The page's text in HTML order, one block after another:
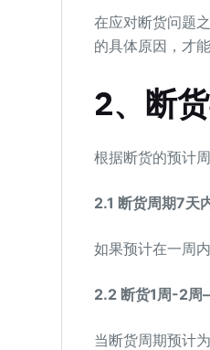
在应对断货问题
的具体原因，才
2、断
根据断货的预计
2.1 断货周期7天
如果预计在一周
2.2 断货1周-2周
当断货周期预计